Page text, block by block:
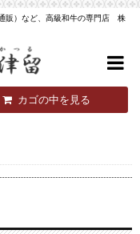
販）など、高級和牛の専門店 株
カゴの中を見る